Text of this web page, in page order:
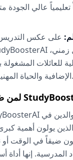
عالي الجودة
على عكس التدريس
للعائلات المشغولة
الإضافية والحياة المهنية المتطلبة.
يولون أهمية
ضيقاً في الوقت أو
المدرسية. إنها أداة